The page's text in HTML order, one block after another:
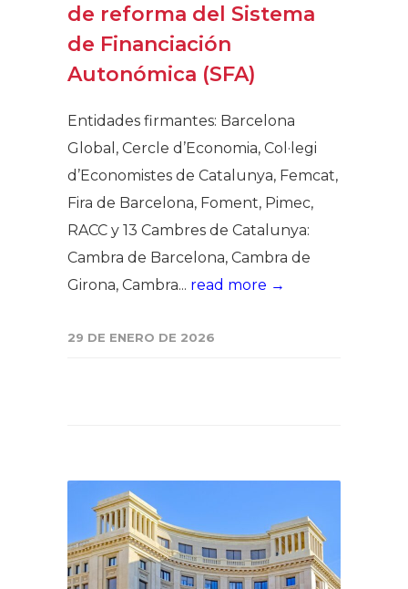
de reforma del Sistema
de Financiación
Autonómica (SFA)
Entidades firmantes: Barcelona
Global, Cercle d’Economia, Col·legi
d’Economistes de Catalunya, Femcat,
Fira de Barcelona, Foment, Pimec,
RACC y 13 Cambres de Catalunya:
Cambra de Barcelona, Cambra de
Girona, Cambra... read more →
29 DE ENERO DE 2026